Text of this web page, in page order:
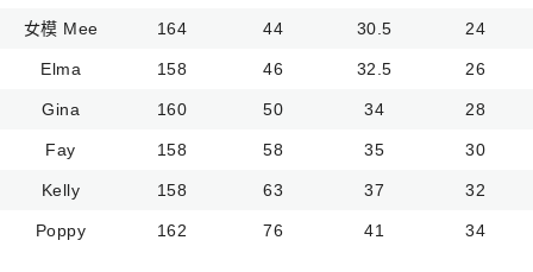
女模 Mee 164 44 30.5 24
Elma 158 46 32.5 26
Gina 160 50 34 28
Fay 158 58 35 30
Kelly 158 63 37 32
Poppy 162 76 41 34